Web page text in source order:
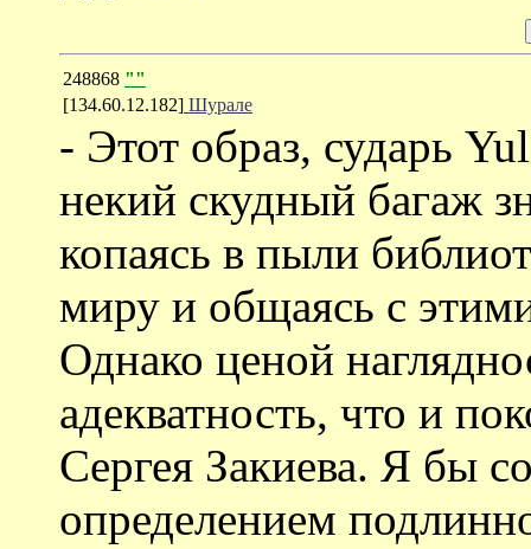
248868 ""
[134.60.12.182] Шурале
- Этот образ, сударь
некий скудный багаж
копаясь в пыли
миру и общаясь с
Однако ценой
адекватность, что и
Сергея Закиева. Я бы
определением